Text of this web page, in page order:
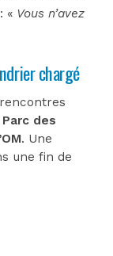
« Vous n’avez
chargé
des
. Une
une fin de